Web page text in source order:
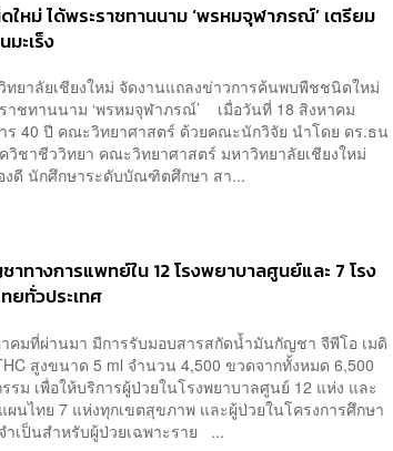
หม่ ได้พระราชทานนาม ‘พรหมจุฬาภรณ์’ เตรียม
ะเร็ง
ยาลัยเชียงใหม่ จัดงานแถลงข่าวการค้นพบพืชชนิดใหม่
าชทานนาม ‘พรหมจุฬาภรณ์’ เมื่อวันที่ 18 สิงหาคม
ร 40 ปี คณะวิทยาศาสตร์ ด้วยคณะนักวิจัย นำโดย ดร.ธน
วิชาชีววิทยา คณะวิทยาศาสตร์ มหาวิทยาลัยเชียงใหม่
งดี นักศึกษาระดับบัณฑิตศึกษา สา...
าทางการแพทย์ใน 12 โรงพยาบาลศูนย์และ 7 โรง
ทั่วประเทศ
คมที่ผ่านมา มีการรับมอบสารสกัดน้ำมันกัญชา จีพีโอ เมดิ
สูงขนาด 5 ml จำนวน 4,500 ขวดจากทั้งหมด 6,500
รม เพื่อให้บริการผู้ป่วยในโรงพยาบาลศูนย์ 12 แห่ง และ
นไทย 7 แห่งทุกเขตสุขภาพ และผู้ป่วยในโครงการศึกษา
เป็นสำหรับผู้ป่วยเฉพาะราย ...